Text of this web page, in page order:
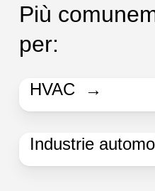
Più
per:
HVAC →
Industrie